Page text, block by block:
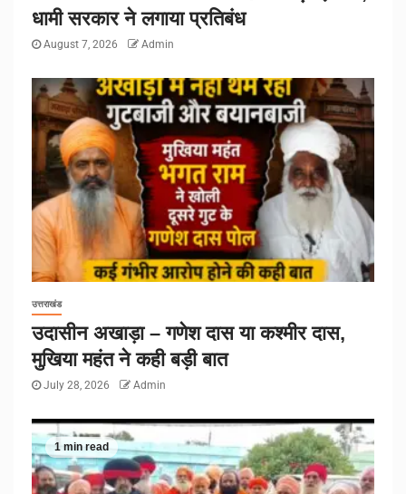
धामी सरकार ने लगाया प्रतिबंध
August 7, 2026 Admin
उत्तराखंड
उदासीन अखाड़ा – गणेश दास या कश्मीर दास,
मुखिया महंत ने कही बड़ी बात
July 28, 2026 Admin
1 min read